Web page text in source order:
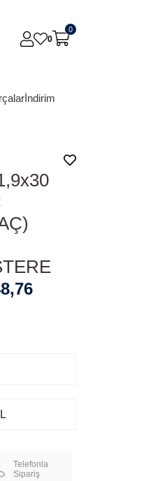
0
0
İndirim
Telefonla
Sipariş